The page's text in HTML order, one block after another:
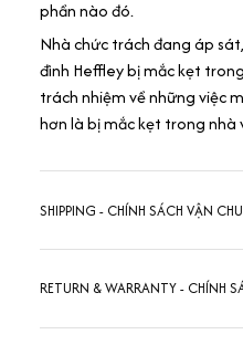
phần nào đó.
Nhà chức trách đang áp
đình Heffley bị mắc kẹt
trách nhiệm về những việc
hơn là bị mắc kẹt trong nhà
SHIPPING - CHÍNH SÁCH VẬN
RETURN & WARRANTY - CHÍNH